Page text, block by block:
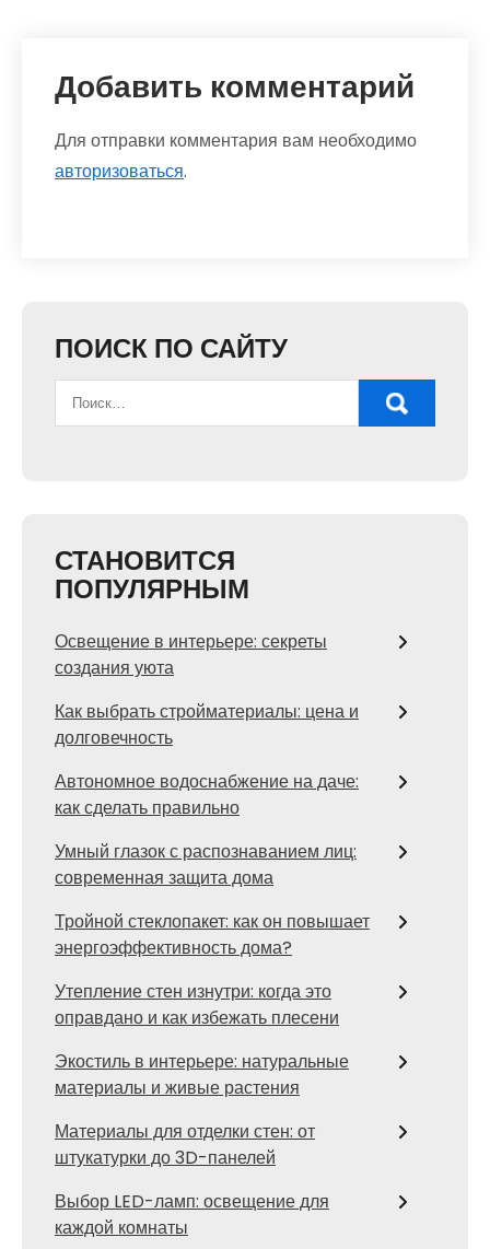
Добавить комментарий
Для отправки комментария вам необходимо
авторизоваться.
ПОИСК ПО САЙТУ
СТАНОВИТСЯ
ПОПУЛЯРНЫМ
Освещение в интерьере: секреты
создания уюта
Как выбрать стройматериалы: цена и
долговечность
Автономное водоснабжение на даче:
как сделать правильно
Умный глазок с распознаванием лиц:
современная защита дома
Тройной стеклопакет: как он повышает
энергоэффективность дома?
Утепление стен изнутри: когда это
оправдано и как избежать плесени
Экостиль в интерьере: натуральные
материалы и живые растения
Материалы для отделки стен: от
штукатурки до 3D-панелей
Выбор LED-ламп: освещение для
каждой комнаты